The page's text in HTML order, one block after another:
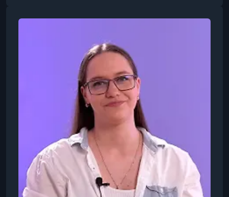
Режиссура для неё — это способ выразить
форме, а также поднять сложные и значимые
темы.Её идеальная аудитория — это люди,
которые готовы не просто слушать, но и
действовать, пробовать